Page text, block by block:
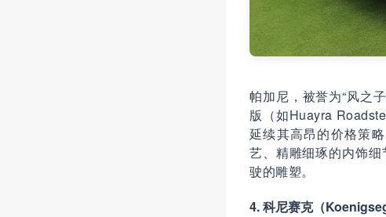
帕加尼，被誉为“风之
版（如Huayra
延续其高昂的价格策
艺、精雕细琢的内饰
驶的雕塑。
4. 科尼赛克（